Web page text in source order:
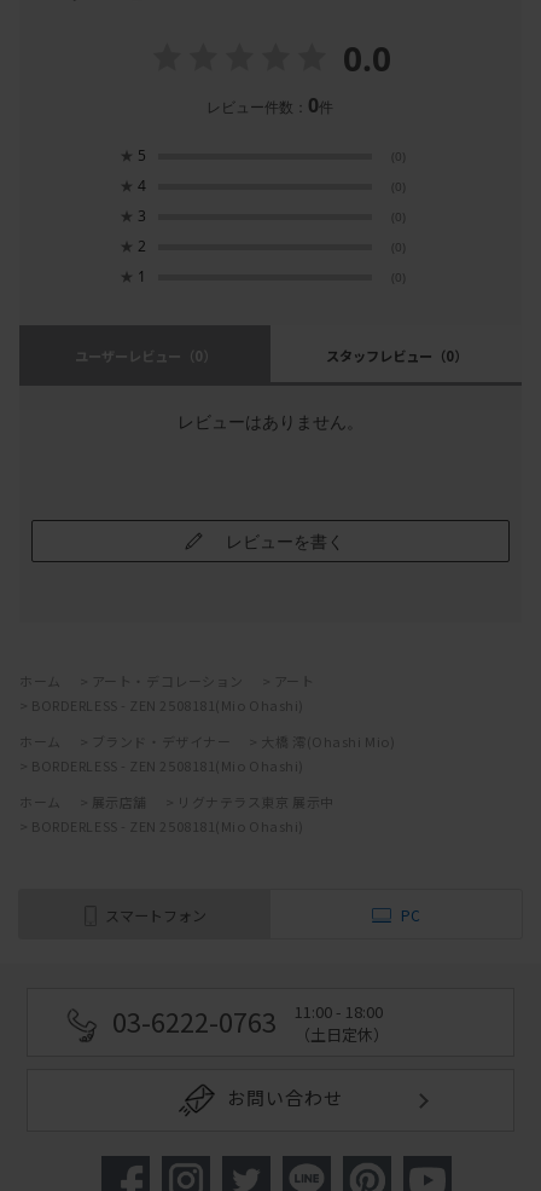
0.0
レビュー件数： 0件
★ 5 (0)
★ 4 (0)
★ 3 (0)
★ 2 (0)
★ 1 (0)
ユーザーレビュー （0） スタッフレビュー （0）
レビューはありません。
レビューを書く
ホーム アート・デコレーション
アート
BORDERLESS - ZEN 2508181(Mio Ohashi)
ホーム
ブランド・デザイナー
大橋 澪(Ohashi Mio)
BORDERLESS - ZEN 2508181(Mio Ohashi)
ホーム
展示店舗
リグナテラス東京 展示中
BORDERLESS - ZEN 2508181(Mio Ohashi)
スマートフォン PC
03-6222-0763
11:00 - 18:00
（土日定休）
お問い合わせ